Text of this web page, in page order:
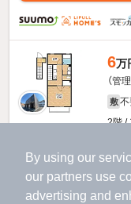
By using our
our partners use
advertising and
6万
（管
敷
2階 /